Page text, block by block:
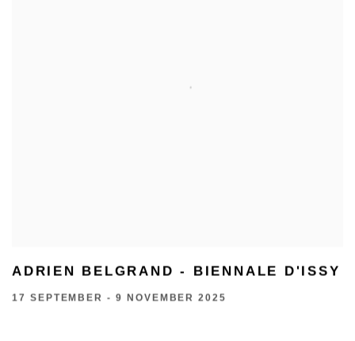
ADRIEN BELGRAND - BIENNALE D'ISSY
17 SEPTEMBER - 9 NOVEMBER 2025